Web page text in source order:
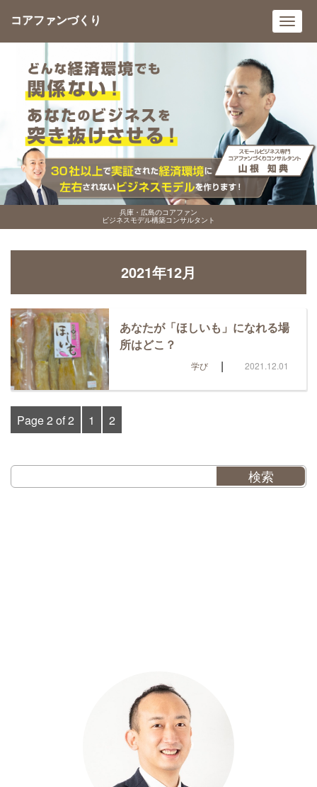
兵庫・広島のコアファン
ビジネスモデル構築コンサルタント
コアファンづくり
2021年12月
あなたが「ほしいも」になれる場
所はどこ？
学び | 2021.12.01
Page 2 of 2 1 2